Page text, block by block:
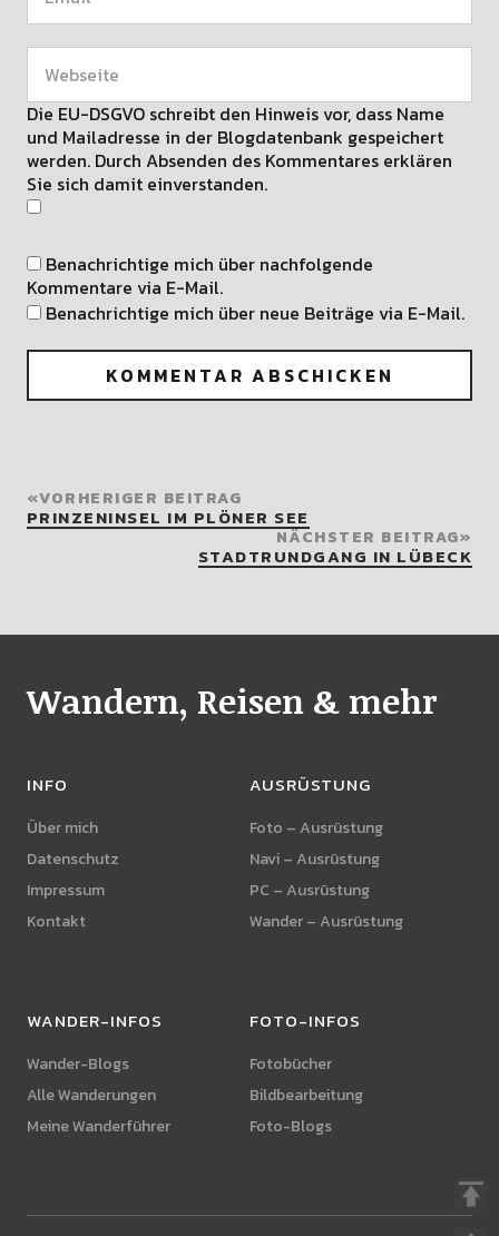
Die EU-DSGVO schreibt den Hinweis vor, dass Name
und Mailadresse in der Blogdatenbank gespeichert
werden. Durch Absenden des Kommentares erklären
Sie sich damit einverstanden.
Benachrichtige mich über nachfolgende
Kommentare via E-Mail.
Benachrichtige mich über neue Beiträge via E-Mail.
VORHERIGER BEITRAG
PRINZENINSEL IM PLÖNER SEE
NÄCHSTER BEITRAG
STADTRUNDGANG IN LÜBECK
Wandern, Reisen & mehr
INFO
Über mich
Datenschutz
Impressum
Kontakt
AUSRÜSTUNG
Foto – Ausrüstung
Navi – Ausrüstung
PC – Ausrüstung
Wander – Ausrüstung
WANDER-INFOS
Wander-Blogs
Alle Wanderungen
Meine Wanderführer
FOTO-INFOS
Fotobücher
Bildbearbeitung
Foto-Blogs